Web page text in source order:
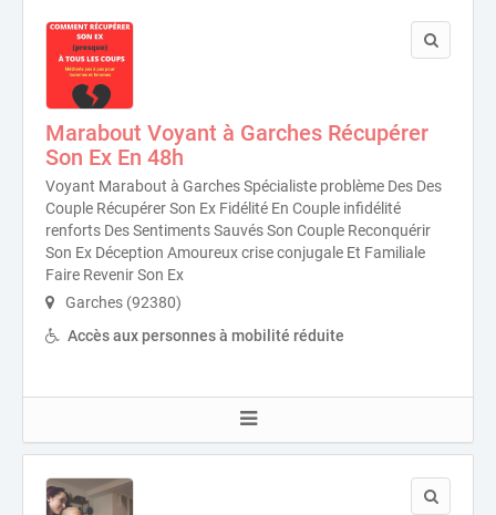
Marabout Voyant à Garches Récupérer
Son Ex En 48h
Voyant Marabout à Garches Spécialiste problème Des Des
Couple Récupérer Son Ex Fidélité En Couple infidélité
renforts Des Sentiments Sauvés Son Couple Reconquérir
Son Ex Déception Amoureux crise conjugale Et Familiale
Faire Revenir Son Ex
Garches (92380)
Accès aux personnes à mobilité réduite